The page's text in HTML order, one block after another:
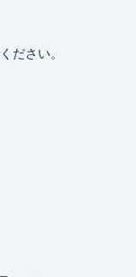
ださい。